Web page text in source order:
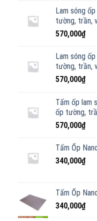
Lam sóng
tường, trần,
570,000₫
Lam sóng
tường, trần,
570,000₫
Tấm ốp lam
ốp tường,
570,000₫
Tấm Ốp
340,000₫
Tấm Ốp
340,000₫